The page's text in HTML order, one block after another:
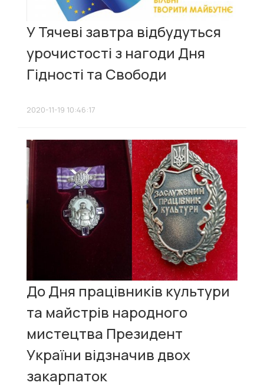
У Тячеві завтра відбудуться
урочистості з нагоди Дня
Гідності та Свободи
2020-11-19 10:46:17
До Дня працівників культури
та майстрів народного
мистецтва Президент
України відзначив двох
закарпаток